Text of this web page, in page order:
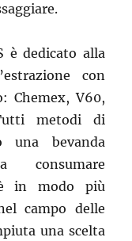
è dedicato alla
con
Chemex, V60,
metodi di
una bevanda
consumare
in modo più
campo delle
una scelta